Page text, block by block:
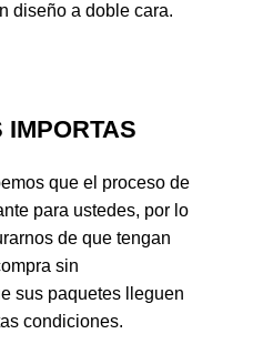
diseño a doble cara.
IMPORTAS
que el proceso de
para ustedes, por lo
de que tengan
sin
sus paquetes lleguen
condiciones.